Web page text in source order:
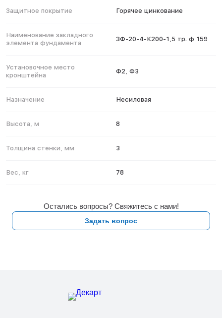
Защитное покрытие Горячее цинкование
Наименование закладного
элемента фундамента
ЗФ-20-4-К200-1,5 тр. ф 159
Установочное место
кронштейна
Ф2, Ф3
Назначение Несиловая
Высота, м 8
Толщина стенки, мм 3
Вес, кг 78
Остались вопросы? Свяжитесь с нами!
Задать вопрос